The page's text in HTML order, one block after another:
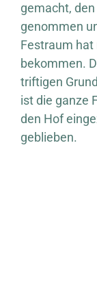
gemacht,
genommen
Festraum
bekommen.
triftigen
ist die ganze
den Hof
geblieben.